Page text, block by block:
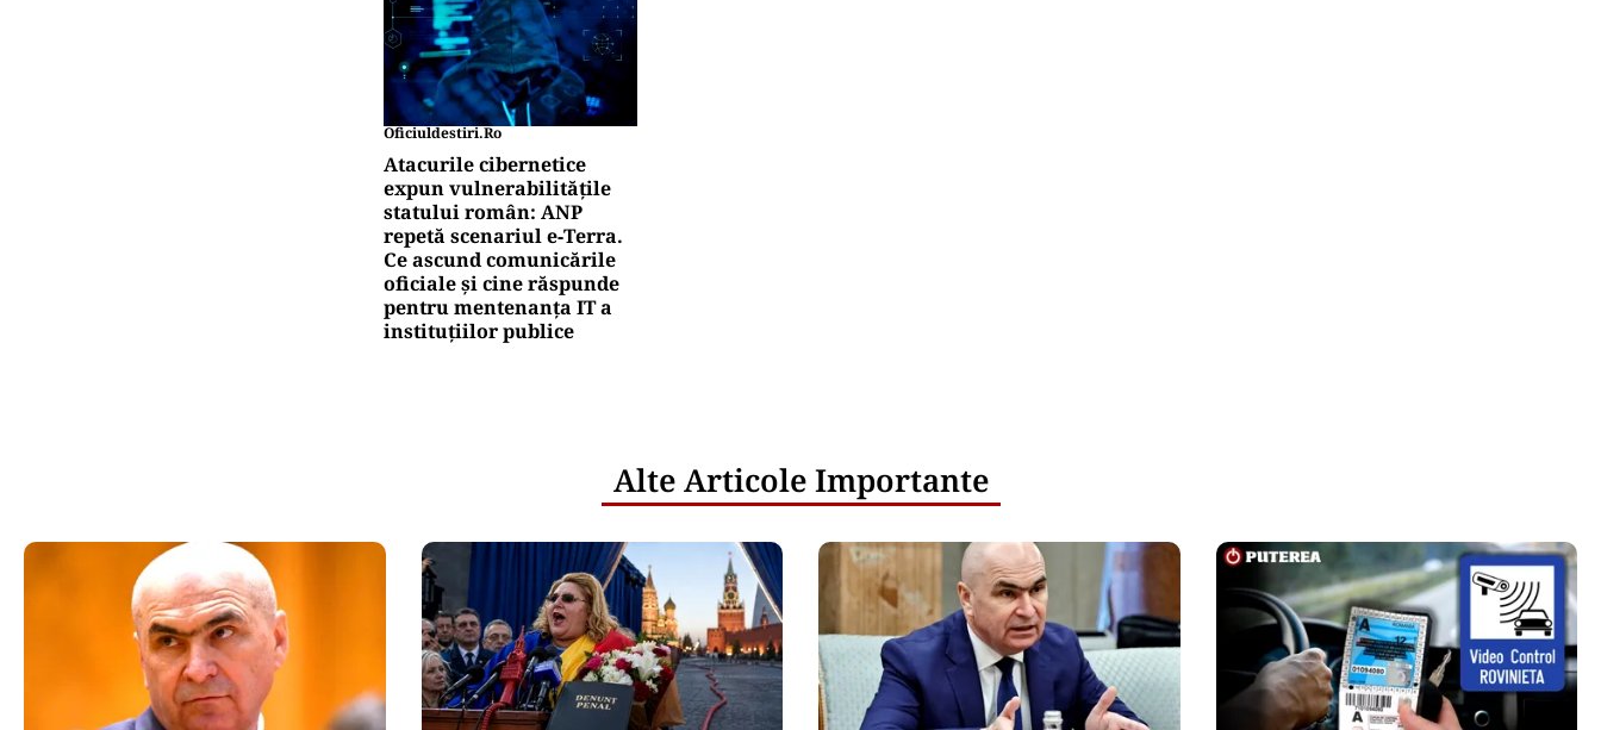
Oficiuldestiri.ro
Atacurile cibernetice
expun vulnerabilitățile
statului român: ANP
repetă scenariul e‑Terra.
Ce ascund comunicările
oficiale și cine răspunde
pentru mentenanța IT a
instituțiilor publice
Alte Articole Importante